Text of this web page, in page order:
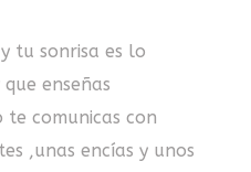
tu sonrisa es lo
enseñas
comunicas con
,unas encías y unos